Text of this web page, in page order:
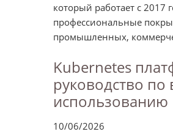
который работает с 2017
профессиональные
промышленных,
Kubernetes
руководство
использованию
10/06/2026